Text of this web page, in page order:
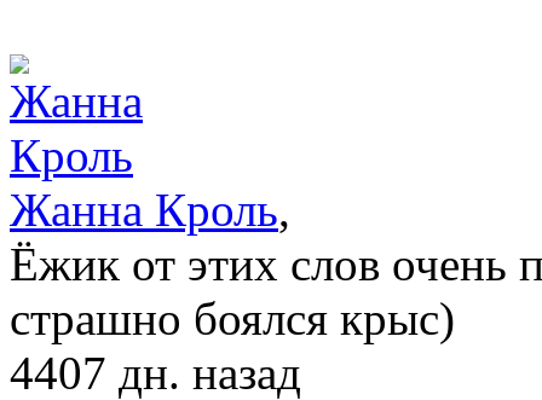
Жанна Кроль,
Ёжик от этих слов очень
страшно боялся крыс)
4407 дн. назад